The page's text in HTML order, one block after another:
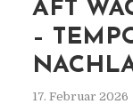
AFT
–
17. Februar 2026